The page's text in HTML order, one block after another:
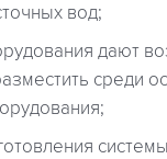
вод;
дают
среди
системы